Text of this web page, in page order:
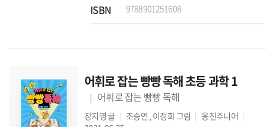
ISBN 9788901251608
어휘로 잡는 빵빵 독해 초등 과학 1
어휘로 잡는 빵빵 독해
장지영 글 조승연 , 이정화그림
웅진주니어